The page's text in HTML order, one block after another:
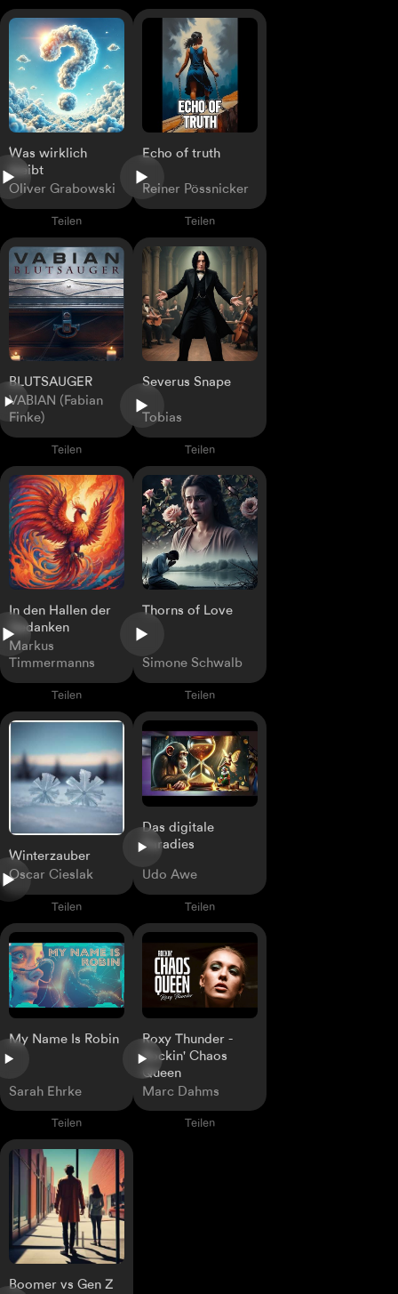
Was wirklich
bleibt
Oliver Grabowski
Teilen
Echo of truth
Reiner Pössnicker
Teilen
BLUTSAUGER
VABIAN (Fabian
Finke)
Teilen
Severus Snape
Tobias
Teilen
In den Hallen der
Gedanken
Markus
Timmermanns
Teilen
Thorns of Love
Simone Schwalb
Teilen
Winterzauber
Oscar Cieslak
Teilen
Das digitale
Paradies
Udo Awe
Teilen
My Name Is Robin
Sarah Ehrke
Teilen
Roxy Thunder -
Rockin' Chaos
Queen
Marc Dahms
Teilen
Boomer vs Gen Z